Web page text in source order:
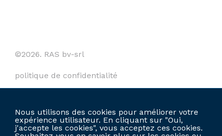
Nous utilisons des cookies pour améliorer votre
expérience utilisateur. En cliquant sur "Oui,
j'accepte les cookies", vous acceptez ces cookies.
©2026. RAS bv-srl
politique de confidentialité
termes et conditions